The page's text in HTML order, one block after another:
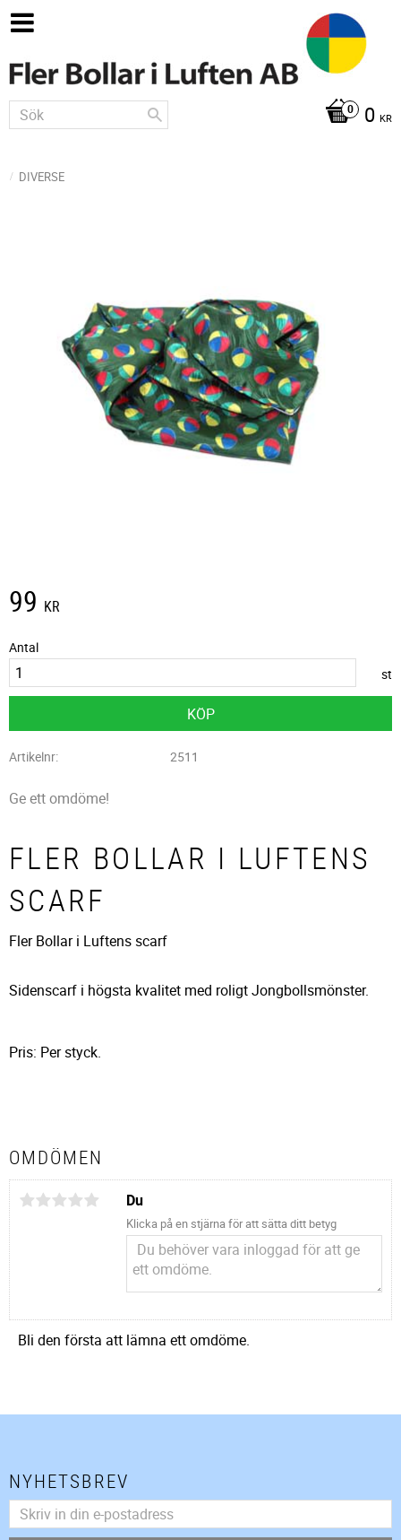
0 KR
DIVERSE
99 KR
Antal
st
KÖP
Artikelnr 2511
Ge ett omdöme!
FLER BOLLAR I LUFTENS
SCARF
Fler Bollar i Luftens scarf
Sidenscarf i högsta kvalitet med roligt Jongbollsmönster.
Pris: Per styck.
OMDÖMEN
Du
Klicka på en stjärna för att sätta ditt betyg
Bli den första att lämna ett omdöme.
NYHETSBREV